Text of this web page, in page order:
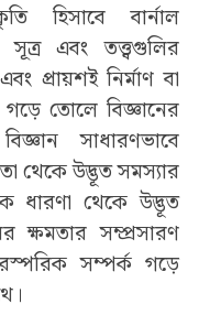
হিসাবে বার্নাল
এবং তত্ত্বগুলির
প্রায়শই নির্মাণ বা
তোলে বিজ্ঞানের
সাধারণভাবে
থেকে উদ্ভূত সমস্যার
ধারণা থেকে উদ্ভূত
ক্ষমতার সম্প্রসারণ
সম্পর্ক গড়ে